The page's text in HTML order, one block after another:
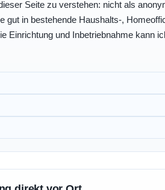
Seite zu verstehen: nicht als
gut in bestehende Haushalts-,
Einrichtung und Inbetriebnahme kann